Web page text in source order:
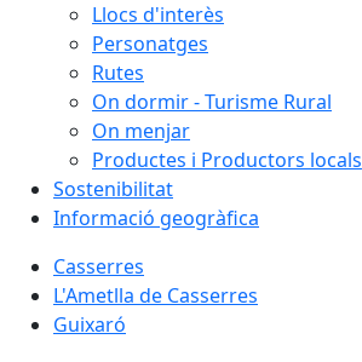
Llocs d'interès
Personatges
Rutes
On dormir - Turisme Rural
On menjar
Productes i Productors locals
Sostenibilitat
Informació geogràfica
Casserres
L'Ametlla de Casserres
Guixaró